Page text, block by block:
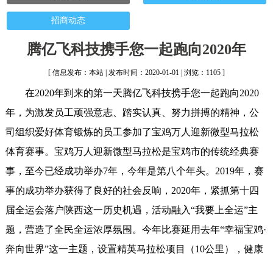
招商动态
腾亿飞科技携手您一起跑向2020年
[ 信息发布：本站 | 发布时间：2020-01-01 | 浏览：1105 ]
在2020年到来的第一天腾亿飞科技携手您一起跑向2020
年，为激发员工顽强意志、踏实认真、努力拼搏的精神，公
司组织爱好体育锻炼的员工参加了宝鸡万人迎新微型马拉松
体育赛事。宝鸡万人迎新微型马拉松是宝鸡市的传统经典赛
事，至今已经成功举办7年，今年是第八个年头。2019年，赛
事的成功举办获得了良好的社会反响，2020年，紧抓第十四
届全运会落户陕西这一历史机遇，活动融入“我要上全运”主
题，营造了全民全运浓厚氛围。今年比赛延用去年“幸福宝鸡·
奔向世界”这一主题，设置精英马拉松项目（10公里），健康